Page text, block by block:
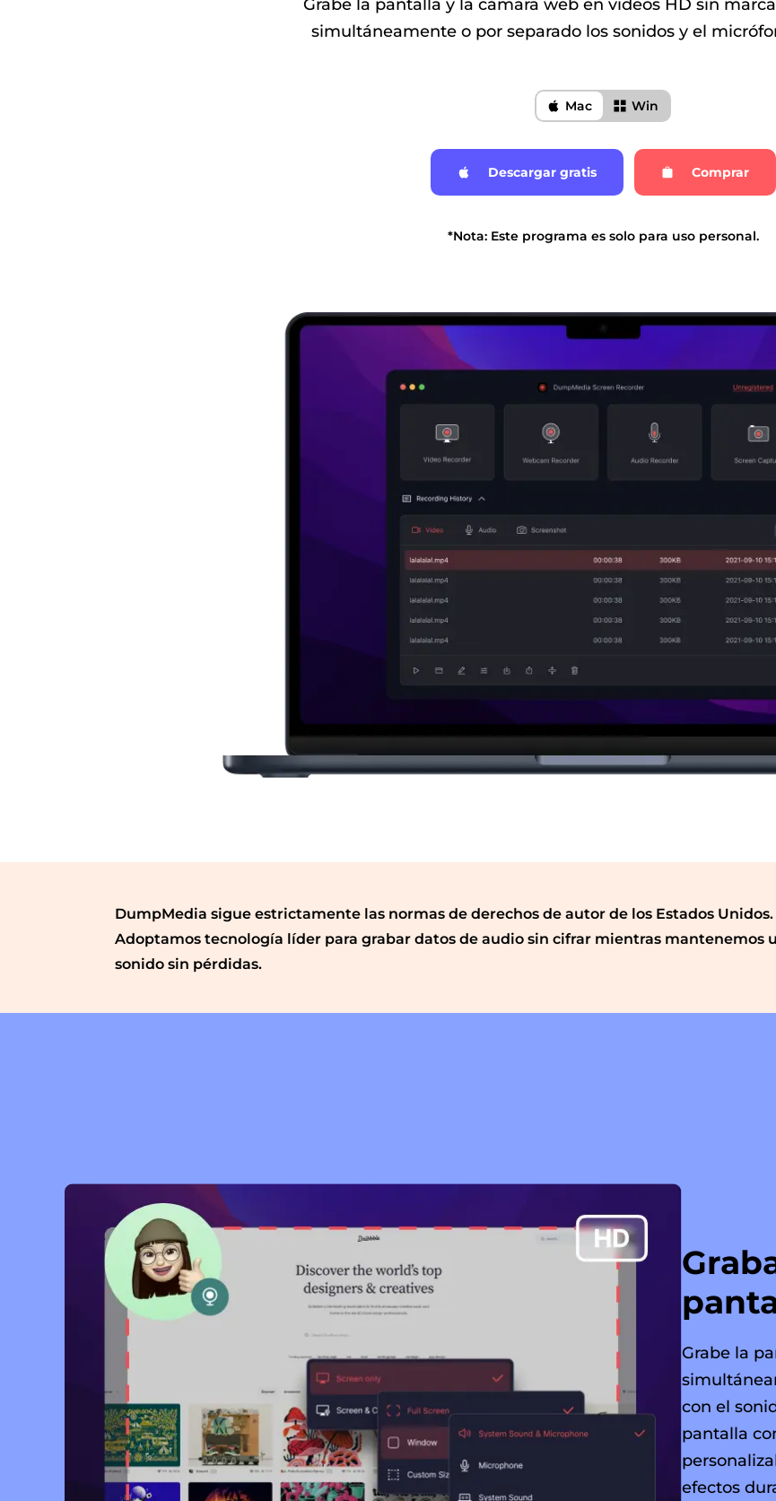
Grabe la pantalla y la cámara web en videos HD sin
simultáneamente o por separado los sonidos y el
Mac Win
Descargar gratis Comprar
*Nota: Este programa es solo para uso personal.
DumpMedia sigue estrictamente las normas de derechos de autor de los Estados Unidos.
Adoptamos tecnología líder para grabar datos de audio sin cifrar mientras mantenemos
sonido sin pérdidas.
Grabe la
con el
pantalla
efectos